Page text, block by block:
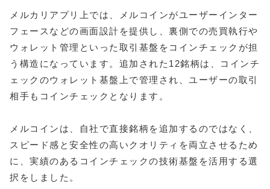
メルカリアプリ上では、メルコインがユーザーインター
フェースなどの画面設計を提供し、裏側での売買執行や
ウォレット管理といった取引基盤をコインチェックが担
う構造になっています。追加された12銘柄は、コインチ
ェックのウォレット基盤上で管理され、ユーザーの取引
相手もコインチェックとなります。
メルコインは、自社で直接銘柄を追加するのではなく、
スピード感と安全性の高いクオリティを両立させるため
に、実績のあるコインチェックの技術基盤を活用する選
択をしました。